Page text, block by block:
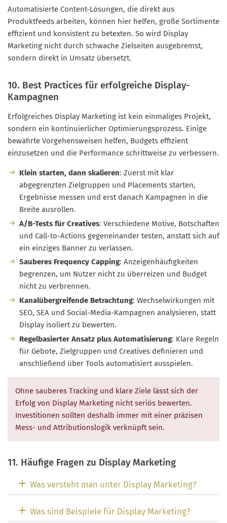
Automatisierte Content-Lösungen, die direkt aus
Produktfeeds arbeiten, können hier helfen, große Sortimente
effizient und konsistent zu betexten. So wird Display
Marketing nicht durch schwache Zielseiten ausgebremst,
sondern direkt in Umsatz übersetzt.
10. Best Practices für erfolgreiche Display-
Kampagnen
Erfolgreiches Display Marketing ist kein einmaliges Projekt,
sondern ein kontinuierlicher Optimierungsprozess. Einige
bewährte Vorgehensweisen helfen, Budgets effizient
einzusetzen und die Performance schrittweise zu verbessern.
Klein starten, dann skalieren: Zuerst mit klar
abgegrenzten Zielgruppen und Placements starten,
Ergebnisse messen und erst danach Kampagnen in die
Breite ausrollen.
A/B-Tests für Creatives: Verschiedene Motive, Botschaften
und Call-to-Actions gegeneinander testen, anstatt sich auf
ein einziges Banner zu verlassen.
Sauberes Frequency Capping: Anzeigenhäufigkeiten
begrenzen, um Nutzer nicht zu überreizen und Budget
nicht zu verbrennen.
Kanalübergreifende Betrachtung: Wechselwirkungen mit
SEO, SEA und Social-Media-Kampagnen analysieren, statt
Display isoliert zu bewerten.
Regelbasierter Ansatz plus Automatisierung: Klare Regeln
für Gebote, Zielgruppen und Creatives definieren und
anschließend über Tools automatisiert ausspielen.
Ohne sauberes Tracking und klare Ziele lässt sich der
Erfolg von Display Marketing nicht seriös bewerten.
Investitionen sollten deshalb immer mit einer präzisen
Mess- und Attributionslogik verknüpft sein.
11. Häufige Fragen zu Display Marketing
Was versteht man unter Display Marketing?
Was sind Beispiele für Display Marketing?